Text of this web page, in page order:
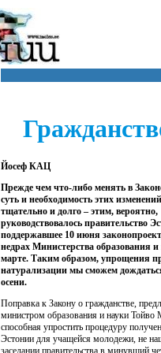
Йосеф КАЦ
Прежде чем что-либо менять в
суть и необходимость этих
тщательно и долго – этим, вероятно,
руководствовалось правительство
поддержавшее 10 июня
недрах Министерства образования
марте. Таким образом, упрощения
натурализации мы сможем
осени.
Поправка к Закону о гражданстве,
министром образования и науки Тойво
способная упростить процедуру
Эстонии для учащейся молодежи, не
заседании правительства в минувший